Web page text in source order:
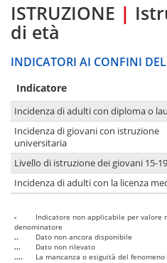
ISTRUZIONE |
di età
INDICATORI AI CONFINI
Indicatore
Incidenza di adulti con diploma o
Incidenza di giovani con istruzione
universitaria
Livello di istruzione dei giovani 15-
Incidenza di adulti con la licenza
-
Indicatore non applicabile per valore
denominatore
..
Dato non ancora disponibile
...
Dato non rilevato
....
La mancanza o esiguità del